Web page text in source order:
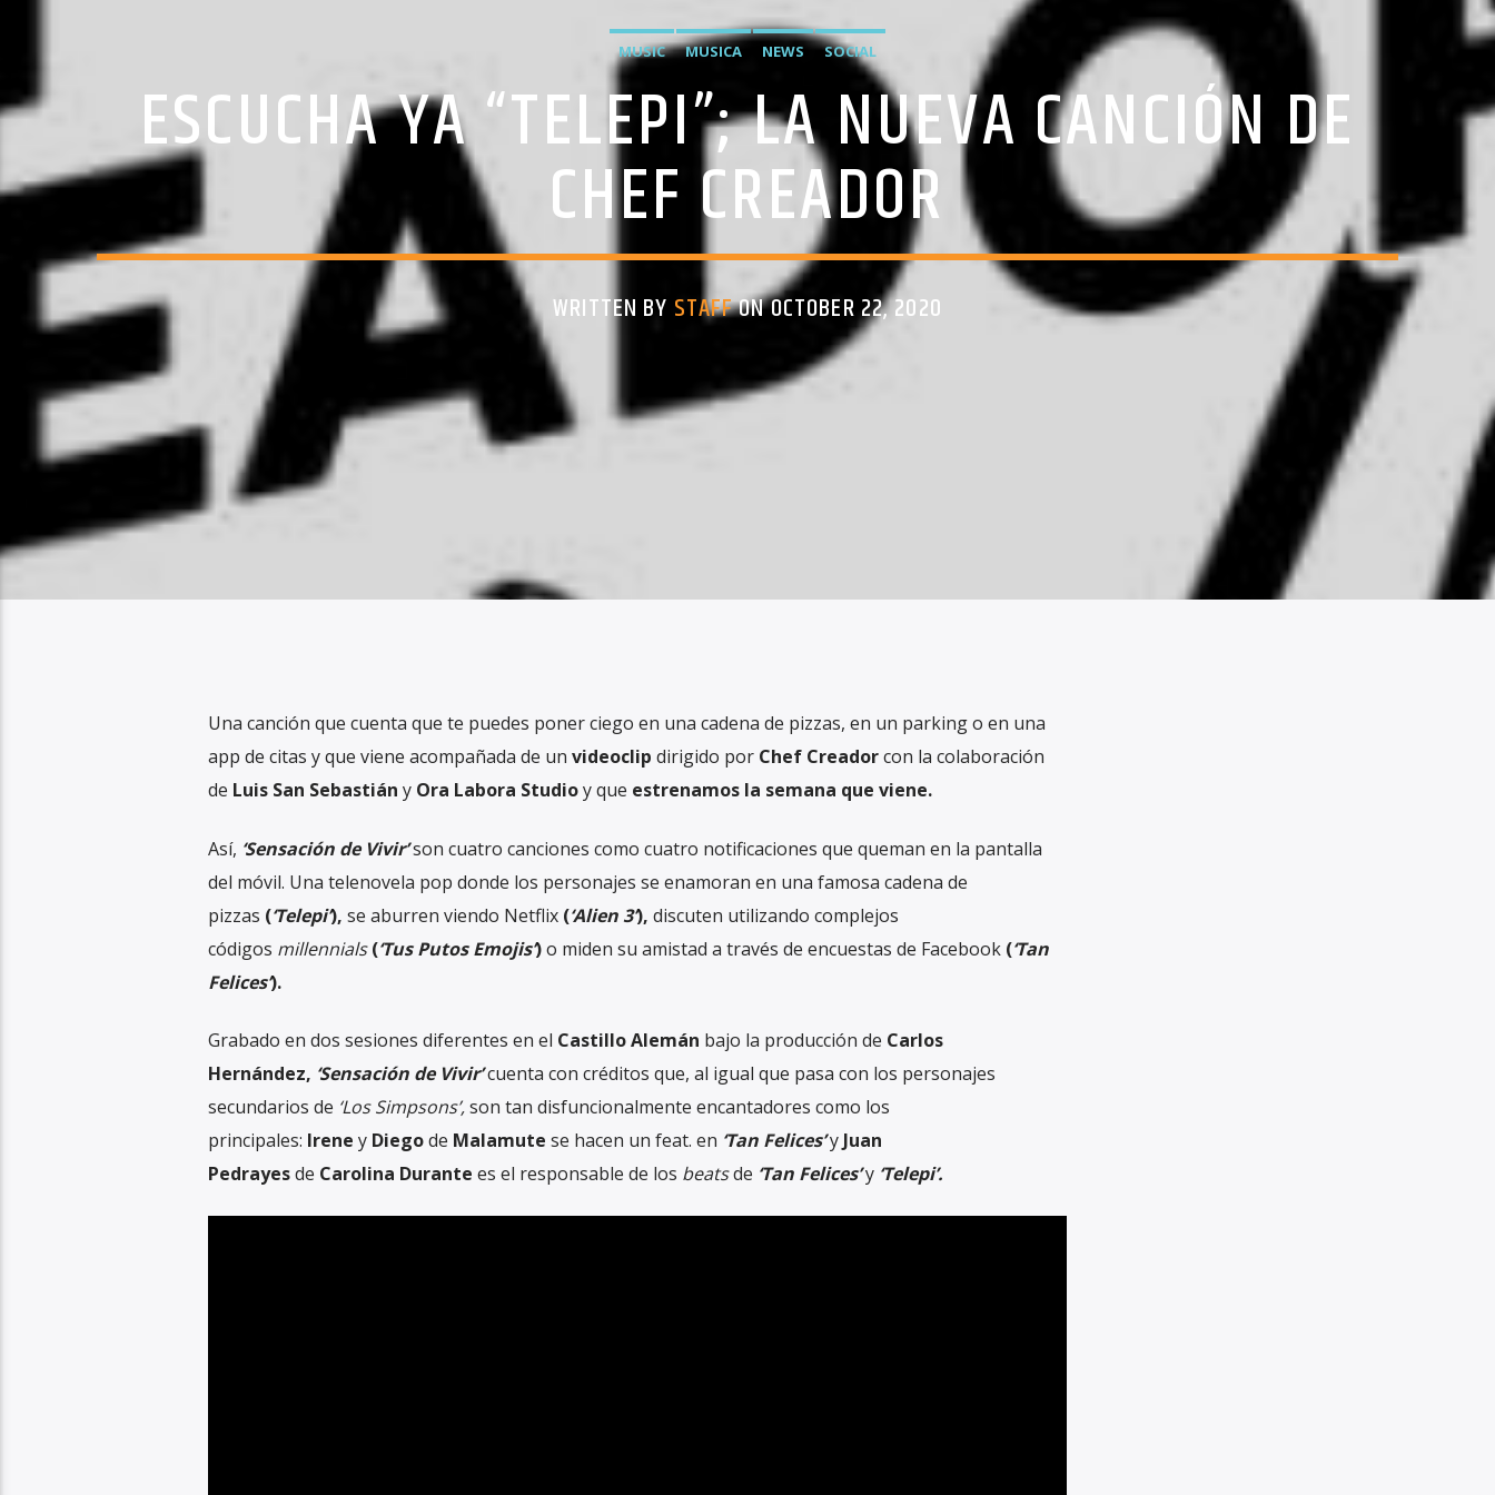
MUSIC MUSICA NEWS SOCIAL
ESCUCHA YA “TELEPI”; LA NUEVA CANCIÓN DE
CHEF CREADOR
WRITTEN BY STAFFON OCTOBER 22, 2020
Una canción que cuenta que te puedes poner ciego en una cadena de pizzas, en un parking o en una
app de citas y que viene acompañada de un videoclip dirigido por Chef Creadorcon la colaboración
de Luis San Sebastián y Ora Labora Studioy que estrenamos la semana que viene.
Así, ‘Sensación de Vivir’son cuatro canciones como cuatro notificaciones que queman en la pantalla
del móvil. Una telenovela pop donde los personajes se enamoran en una famosa cadena de
pizzas (‘Telepi’), se aburren viendo Netflix (‘Alien 3’), discuten utilizando complejos
códigos millennials(‘Tus Putos Emojis’)o miden su amistad a través de encuestas de Facebook (‘Tan
Felices’).
Grabado en dos sesiones diferentes en el Castillo Alemán bajo la producción de Carlos
Hernández, ‘Sensación de Vivir’cuenta con créditos que, al igual que pasa con los personajes
secundarios de ‘Los Simpsons’,son tan disfuncionalmente encantadores como los
principales: Irene yDiegode Malamute se hacen un feat. en ‘Tan Felices’ y Juan
Pedrayesde Carolina Durante es el responsable de los beatsde ‘Tan Felices’y ‘Telepi’.